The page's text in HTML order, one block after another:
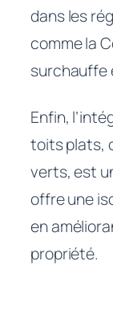
dans les
comme la
surchauffe
Enfin,
toits plats,
verts, est
offre une
en
propriété.